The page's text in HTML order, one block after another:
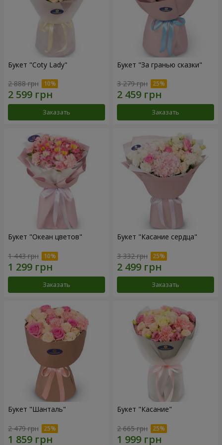
Букет "Coty Lady"
2 888 грн
Заказать
Букет "За гранью сказки"
3 279 грн
Заказать
Букет "Океан цветов"
1 443 грн
Заказать
Букет "Касание сердца"
3 332 грн
Заказать
Букет "Шанталь"
2 479 грн
Букет "Касание"
2 665 грн